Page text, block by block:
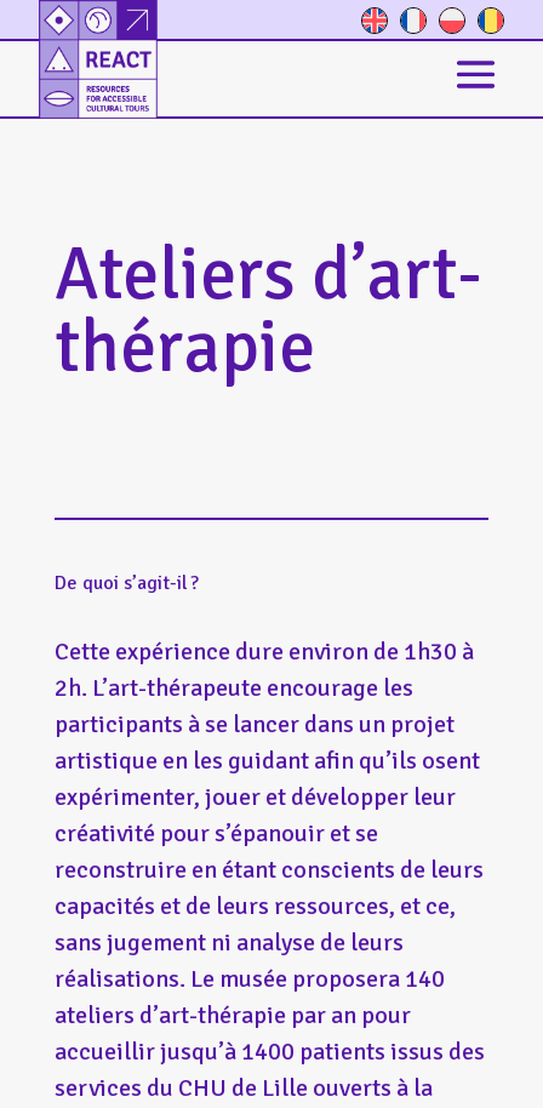
Ateliers d’art-
thérapie
De quoi s’agit-il ?
Cette expérience dure environ de 1h30 à
2h. L’art-thérapeute encourage les
participants à se lancer dans un projet
artistique en les guidant afin qu’ils osent
expérimenter, jouer et développer leur
créativité pour s’épanouir et se
reconstruire en étant conscients de leurs
capacités et de leurs ressources, et ce,
sans jugement ni analyse de leurs
réalisations. Le musée proposera 140
ateliers d’art-thérapie par an pour
accueillir jusqu’à 1400 patients issus des
services du CHU de Lille ouverts à la